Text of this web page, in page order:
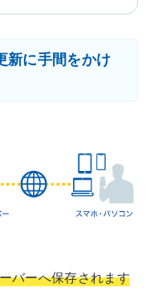
に手間をかけ
バーへ保存されます